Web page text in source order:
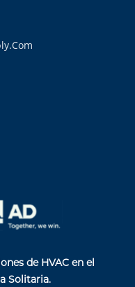
de HVAC en el
Solitaria.